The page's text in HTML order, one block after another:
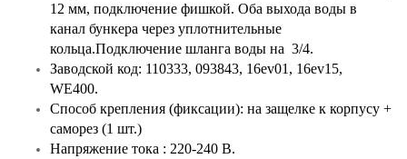
12 мм, подключение фишкой. Оба выхода воды в
канал бункера через уплотнительные
кольца.Подключение шланга воды на 3/4.
Заводской код: 110333, 093843, 16ev01, 16ev15,
WE400.
Способ крепления (фиксации): на защелке к корпусу +
саморез (1 шт.)
Напряжение тока : 220-240 В.